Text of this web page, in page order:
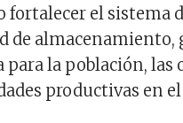
fortalecer el sistema
de
la población, las
productivas en